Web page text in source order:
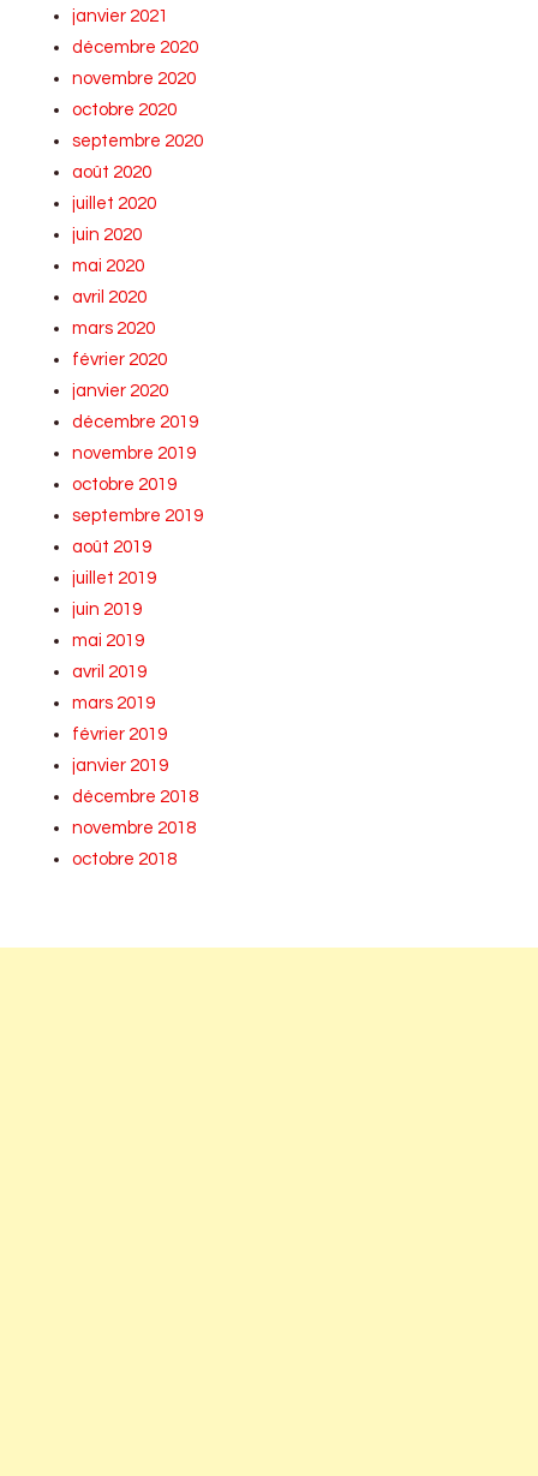
janvier 2021
décembre 2020
novembre 2020
octobre 2020
septembre 2020
août 2020
juillet 2020
juin 2020
mai 2020
avril 2020
mars 2020
février 2020
janvier 2020
décembre 2019
novembre 2019
octobre 2019
septembre 2019
août 2019
juillet 2019
juin 2019
mai 2019
avril 2019
mars 2019
février 2019
janvier 2019
décembre 2018
novembre 2018
octobre 2018